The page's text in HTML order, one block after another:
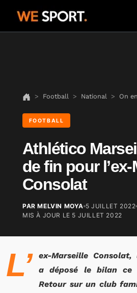
Football National On
FOOTBALL
Athlético
de fin pour
Consolat
PAR MELVIN MOYA 5 JUILLET 2022
MIS À JOUR LE 5 JUILLET 2022
L’
ex-Marseille Consolat,
a déposé le bilan ce
Retour sur un club